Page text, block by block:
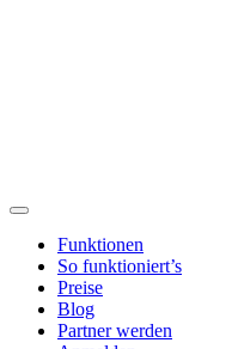
Funktionen
So funktioniert’s
Preise
Blog
Partner werden